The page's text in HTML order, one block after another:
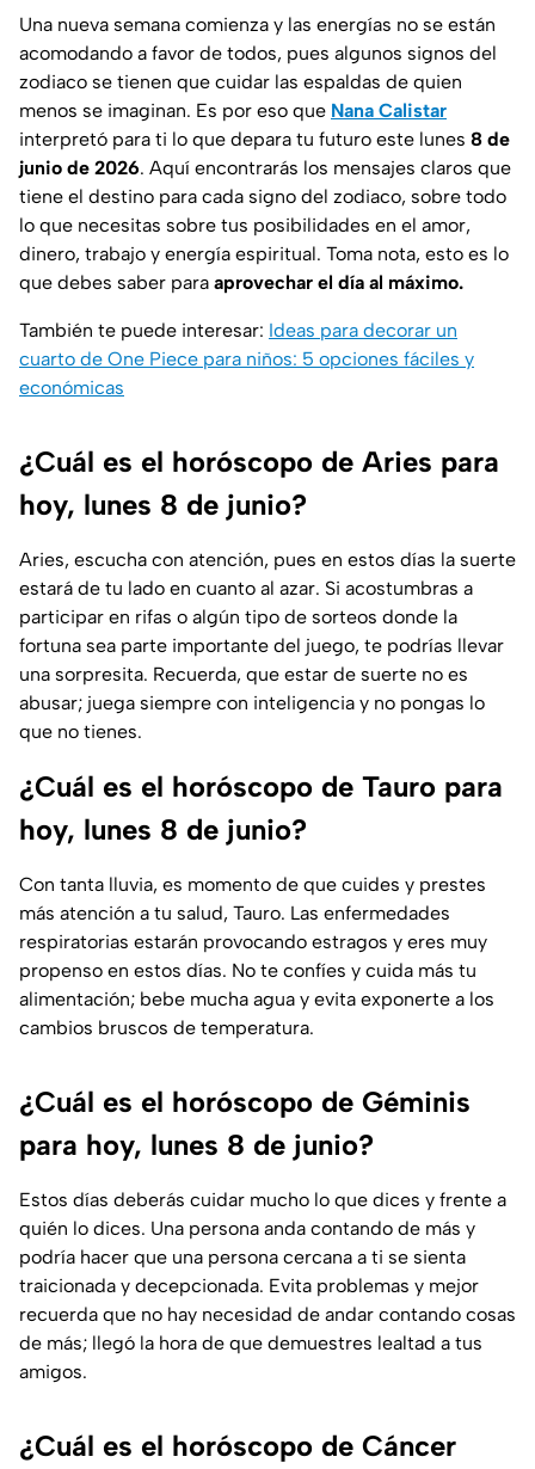
Una nueva semana comienza y las energías no se están
acomodando a favor de todos, pues algunos signos del
zodiaco se tienen que cuidar las espaldas de quien
menos se imaginan. Es por eso que Nana Calistar
interpretó para ti lo que depara tu futuro este lunes 8 de
junio de 2026. Aquí encontrarás los mensajes claros que
tiene el destino para cada signo del zodiaco, sobre todo
lo que necesitas sobre tus posibilidades en el amor,
dinero, trabajo y energía espiritual. Toma nota, esto es lo
que debes saber para aprovechar el día al máximo.
También te puede interesar: Ideas para decorar un
cuarto de One Piece para niños: 5 opciones fáciles y
económicas
¿Cuál es el horóscopo de Aries para
hoy, lunes 8 de junio?
Aries, escucha con atención, pues en estos días la suerte
estará de tu lado en cuanto al azar. Si acostumbras a
participar en rifas o algún tipo de sorteos donde la
fortuna sea parte importante del juego, te podrías llevar
una sorpresita. Recuerda, que estar de suerte no es
abusar; juega siempre con inteligencia y no pongas lo
que no tienes.
¿Cuál es el horóscopo de Tauro para
hoy, lunes 8 de junio?
Con tanta lluvia, es momento de que cuides y prestes
más atención a tu salud, Tauro. Las enfermedades
respiratorias estarán provocando estragos y eres muy
propenso en estos días. No te confíes y cuida más tu
alimentación; bebe mucha agua y evita exponerte a los
cambios bruscos de temperatura.
¿Cuál es el horóscopo de Géminis
para hoy, lunes 8 de junio?
Estos días deberás cuidar mucho lo que dices y frente a
quién lo dices. Una persona anda contando de más y
podría hacer que una persona cercana a ti se sienta
traicionada y decepcionada. Evita problemas y mejor
recuerda que no hay necesidad de andar contando cosas
de más; llegó la hora de que demuestres lealtad a tus
amigos.
¿Cuál es el horóscopo de Cáncer